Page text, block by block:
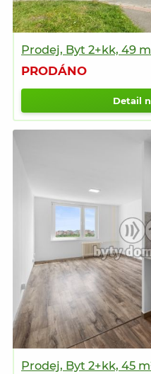
Prodej, Byt 2+kk, 49
PRODÁNO
Detail
Prodej, Byt 2+kk, 45